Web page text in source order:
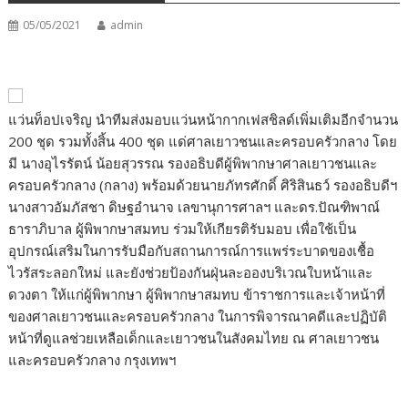
05/05/2021 admin
แว่นท็อปเจริญ นำทีมส่งมอบแว่นหน้ากากเฟสชิลด์เพิ่มเติมอีกจำนวน
200 ชุด รวมทั้งสิ้น 400 ชุด แด่ศาลเยาวชนและครอบครัวกลาง โดย
มี นางอุไรรัตน์ น้อยสุวรรณ รองอธิบดีผู้พิพากษาศาลเยาวชนและ
ครอบครัวกลาง (กลาง) พร้อมด้วยนายภัทรศักดิ์ ศิริสินธว์ รองอธิบดีฯ
นางสาวอัมภัสชา ดิษฐอำนาจ เลขานุการศาลฯ และดร.ปัณฑิพาณ์
ธาราภิบาล ผู้พิพากษาสมทบ ร่วมให้เกียรติรับมอบ เพื่อใช้เป็น
อุปกรณ์เสริมในการรับมือกับสถานการณ์การแพร่ระบาดของเชื้อ
ไวรัสระลอกใหม่ และยังช่วยป้องกันฝุ่นละอองบริเวณใบหน้าและ
ดวงตา ให้แก่ผู้พิพากษา ผู้พิพากษาสมทบ ข้าราชการและเจ้าหน้าที่
ของศาลเยาวชนและครอบครัวกลาง ในการพิจารณาคดีและปฏิบัติ
หน้าที่ดูแลช่วยเหลือเด็กและเยาวชนในสังคมไทย ณ ศาลเยาวชน
และครอบครัวกลาง กรุงเทพฯ